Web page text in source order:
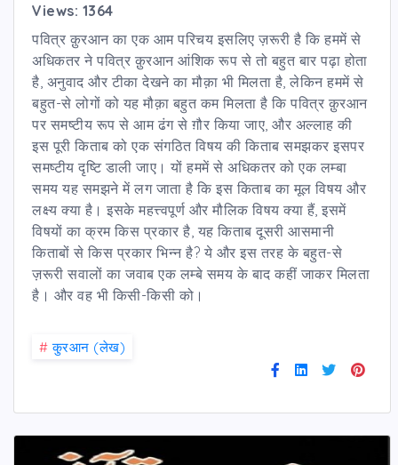
Views: 1364
पवित्र क़ुरआन का एक आम परिचय इसलिए ज़रूरी है कि हममें से
अधिकतर ने पवित्र क़ुरआन आंशिक रूप से तो बहुत बार पढ़ा होता
है, अनुवाद और टीका देखने का मौक़ा भी मिलता है, लेकिन हममें से
बहुत-से लोगों को यह मौक़ा बहुत कम मिलता है कि पवित्र क़ुरआन
पर समष्टीय रूप से आम ढंग से ग़ौर किया जाए, और अल्लाह की
इस पूरी किताब को एक संगठित विषय की किताब समझकर इसपर
समष्टीय दृष्टि डाली जाए। यों हममें से अधिकतर को एक लम्बा
समय यह समझने में लग जाता है कि इस किताब का मूल विषय और
लक्ष्य क्या है। इसके महत्त्वपूर्ण और मौलिक विषय क्या हैं, इसमें
विषयों का क्रम किस प्रकार है, यह किताब दूसरी आसमानी
किताबों से किस प्रकार भिन्न है? ये और इस तरह के बहुत-से
ज़रूरी सवालों का जवाब एक लम्बे समय के बाद कहीं जाकर मिलता
है। और वह भी किसी-किसी को।
# कु़रआन (लेख)